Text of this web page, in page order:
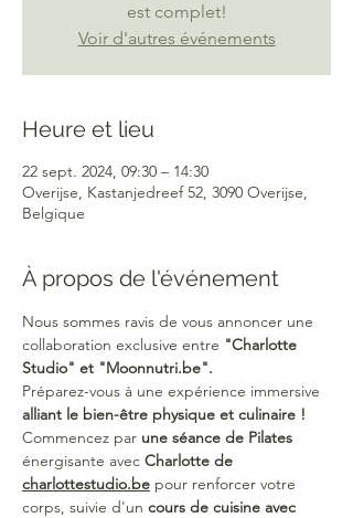
est complet!
Voir d'autres événements
Heure et lieu
22 sept. 2024, 09:30 – 14:30
Overijse, Kastanjedreef 52, 3090 Overijse,
Belgique
À propos de l'événement
Nous sommes ravis de vous annoncer une
collaboration exclusive entre "Charlotte
Studio" et "Moonnutri.be".
Préparez-vous à une expérience immersive
alliant le bien-être physique et culinaire !
Commencez par une séance de Pilates
énergisante avec Charlotte de
charlottestudio.be pour renforcer votre
corps, suivie d'un cours de cuisine avec